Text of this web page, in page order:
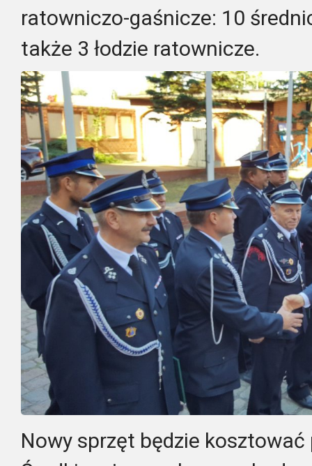
ratowniczo-gaśnicze: 10
także 3 łodzie ratownicze.
Nowy sprzęt będzie kosztować